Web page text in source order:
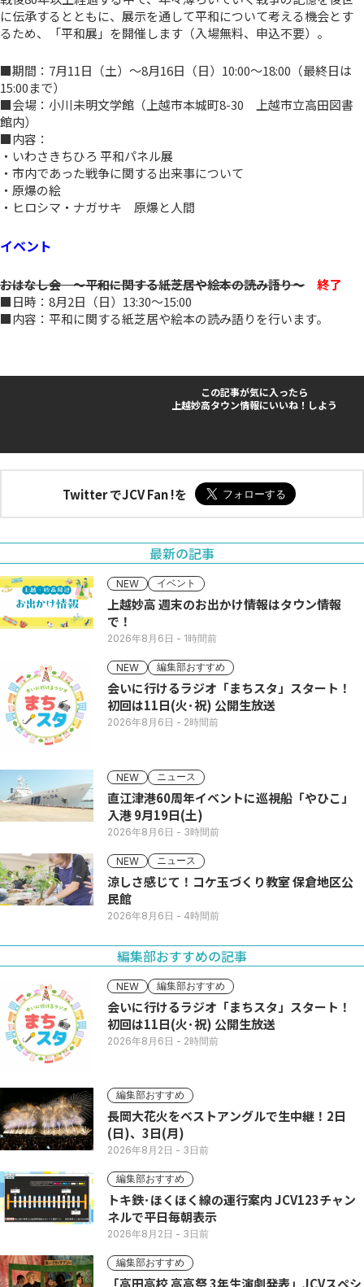
に伝承するとともに、展示を通して平和について考える機会とす
るため、「平和展」を開催します（入場無料、申込不要）。
■期間：7月11日（土）～8月16日（日）10:00～18:00（最終日は
15:00まで）
■会場：小川未明文学館（上越市本城町8-30 上越市立高田図書
館内）
■内容：
・いわさきちひろ 平和パネル展
・市内であった戦争に関する出来事について
・原爆の絵
・ヒロシマ・ナガサキ 原爆と人間
イベント
おはなし会 ～平和に関する紙芝居や絵本の読み語り～
終了
■日時：8月2日（日）13:30～15:00
■内容：平和に関する紙芝居や絵本の読み語りを行います。
この記事が気に入ったら
上越妙高タウン情報にいいね！しよう
Twitter でJCV Fan !を
最新の記事
NEW イベント
上越妙高 週末のお出かけ情報はタウン情報
で！
2026年8月6日 - 1時間前
NEW 編集部おすすめ
会いに行けるラジオ「まちスタ」スタート！
初回は11日(火･祝) 公開生放送
2026年8月6日 - 2時間前
NEW ニュース
直江津港60周年イベントに巡視船「やひこ」
入港 9月19日(土)
2026年8月6日 - 3時間前
NEW ニュース
涼しさ感じて！コケ玉づくり教室 保倉地区公
民館
2026年8月6日 - 4時間前
編集部おすすめの記事
NEW 編集部おすすめ
会いに行けるラジオ「まちスタ」スタート！
初回は11日(火･祝) 公開生放送
2026年8月6日 - 2時間前
編集部おすすめ
長岡大花火をベストアングルで生中継！2日
(日)、3日(月)
2026年8月2日 - 3日前
編集部おすすめ
トキ鉄･ほくほく線の運行案内 JCV123チャン
ネルで平日毎朝表示
2026年8月2日 - 3日前
編集部おすすめ